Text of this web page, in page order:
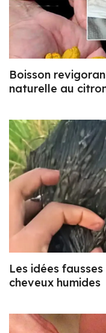
Boisson
naturelle au
Les idées
cheveux humides